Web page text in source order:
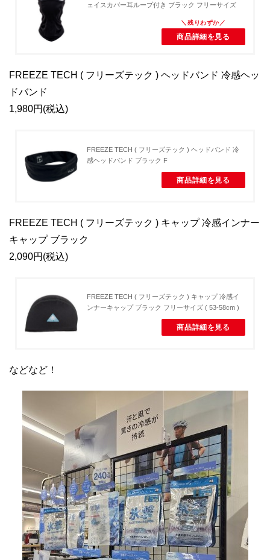
ェイスカバー耳ループ付き ブラック フリーサイズ
商品詳細を見る
FREEZE TECH ( フリーズテック ) ヘッドバンド 冷感ヘッ
ドバンド
1,980円(税込)
FREEZE TECH ( フリーズテック ) ヘッドバンド 冷
感ヘッドバンド ブラック F
商品詳細を見る
FREEZE TECH ( フリーズテック ) キャップ 冷感インナー
キャップ ブラック
2,090円(税込)
FREEZE TECH ( フリーズテック ) キャップ 冷感イ
ンナーキャップ ブラック フリーサイズ ( 53-58cm )
商品詳細を見る
などなど！